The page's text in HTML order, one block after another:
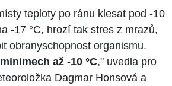
teploty po ránu klesat pod -10
-17 °C, hrozí tak stres z mrazů,
obranyschopnost organismu.
až -10 °C," uvedla pro
Dagmar Honsová a